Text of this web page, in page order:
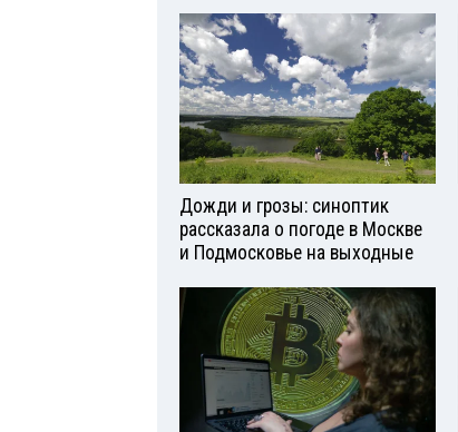
Дожди и грозы: синоптик
рассказала о погоде в Москве
и Подмосковье на выходные